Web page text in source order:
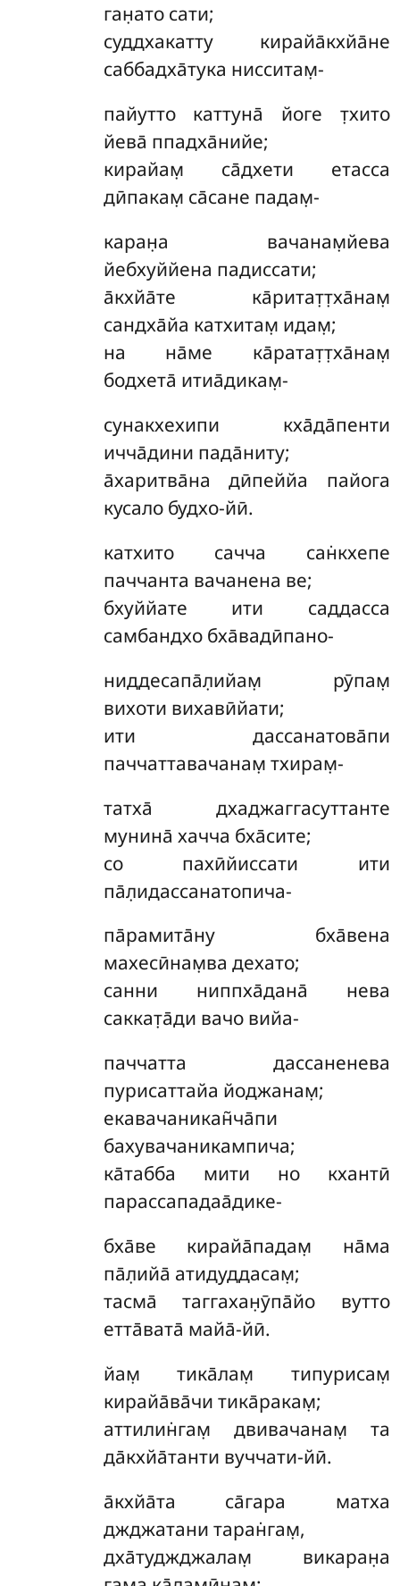
ган̣ато сати;
суддхакатту кирайа̄кхйа̄не
саббадха̄тука нисситам̣-
пайутто каттуна̄ йоге т̣хито
йева̄ ппадха̄нийе;
кирайам̣ са̄дхети етасса
дӣпакам̣ са̄сане падам̣-
каран̣а вачанам̣йева
йебхуййена падиссати;
а̄кхйа̄те ка̄ритат̣т̣ха̄нам̣
сандха̄йа катхитам̣ идам̣;
на на̄ме ка̄ратат̣т̣ха̄нам̣
бодхета̄ итиа̄дикам̣-
сунакхехипи кха̄да̄пенти
ичча̄дини пада̄ниту;
а̄харитва̄на дӣпеййа пайога
кусало будхо-йӣ.
катхито сачча сан̇кхепе
паччанта вачанена ве;
бхуййате ити саддасса
самбандхо бха̄вадӣпано-
ниддесапа̄л̣ийам̣ рӯпам̣
вихоти вихавӣйати;
ити дассанатова̄пи
паччаттавачанам̣ тхирам̣-
татха̄ дхаджаггасуттанте
мунина̄ хачча бха̄сите;
со пахӣйиссати ити
па̄л̣идассанатопича-
па̄рамита̄ну бха̄вена
махесӣнам̣ва дехато;
санни ниппха̄дана̄ нева
саккат̣а̄ди вачо вийа-
паччатта дассаненева
пурисаттайа йоджанам̣;
екавачаникан̃ча̄пи
бахувачаникампича;
ка̄табба мити но кхантӣ
парассападаа̄дике-
бха̄ве кирайа̄падам̣ на̄ма
па̄л̣ийа̄ атидуддасам̣;
тасма̄ таггахан̣ӯпа̄йо вутто
етта̄вата̄ майа̄-йӣ.
йам̣тика̄лам̣ типурисам̣
кирайа̄ва̄чи тика̄ракам̣;
аттилин̇гам̣ двивачанам̣ та
да̄кхйа̄танти вуччати-йӣ.
а̄кхйа̄та са̄гара матха
джджатани таран̇гам̣,
дха̄туджджалам̣ викаран̣а